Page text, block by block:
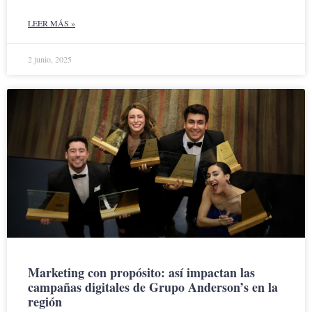
LEER MÁS »
2 junio, 2025
Marketing con propósito: así impactan las
campañas digitales de Grupo Anderson’s en la
región